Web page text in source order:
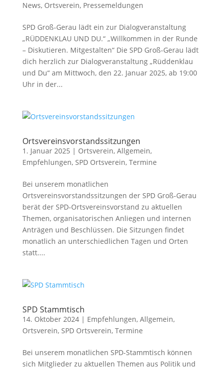
News, Ortsverein, Pressemeldungen
SPD Groß-Gerau lädt ein zur Dialogveranstaltung
„RÜDDENKLAU UND DU.“ „Willkommen in der Runde
– Diskutieren. Mitgestalten“ Die SPD Groß-Gerau lädt
dich herzlich zur Dialogveranstaltung „Rüddenklau
und Du“ am Mittwoch, den 22. Januar 2025, ab 19:00
Uhr in der...
Ortsvereinsvorstandssitzungen
1. Januar 2025 | Ortsverein, Allgemein,
Empfehlungen, SPD Ortsverein, Termine
Bei unserem monatlichen
Ortsvereinsvorstandssitzungen der SPD Groß-Gerau
berät der SPD-Ortsvereinsvorstand zu aktuellen
Themen, organisatorischen Anliegen und internen
Anträgen und Beschlüssen. Die Sitzungen findet
monatlich an unterschiedlichen Tagen und Orten
statt....
SPD Stammtisch
14. Oktober 2024| Empfehlungen, Allgemein,
Ortsverein, SPD Ortsverein, Termine
Bei unserem monatlichen SPD-Stammtisch können
sich Mitglieder zu aktuellen Themen aus Politik und